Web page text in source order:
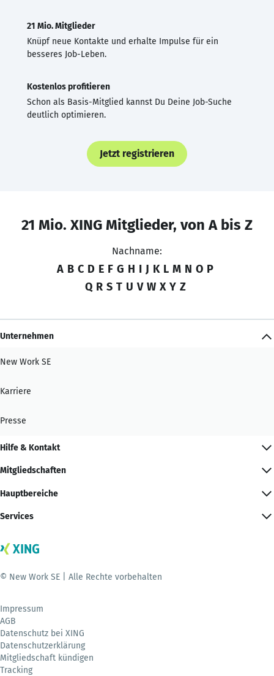
21 Mio. Mitglieder
Knüpf neue Kontakte und erhalte Impulse für ein
besseres Job-Leben.
Kostenlos profitieren
Schon als Basis-Mitglied kannst Du Deine Job-Suche
deutlich optimieren.
Jetzt registrieren
21 Mio. XING Mitglieder, von A bis Z
Nachname:
A B C D E F G H I J K L M N O P
Q R S T U V W X Y Z
Unternehmen
New Work SE
Karriere
Presse
Hilfe & Kontakt
Mitgliedschaften
Hauptbereiche
Services
© New Work SE | Alle Rechte vorbehalten
Impressum
AGB
Datenschutz bei XING
Datenschutzerklärung
Mitgliedschaft kündigen
Tracking